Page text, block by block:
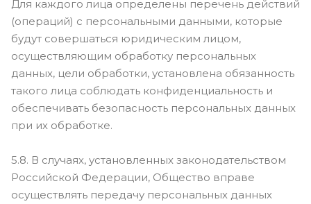
Для каждого лица определены перечень действий
(операций) с персональными данными, которые
будут совершаться юридическим лицом,
осуществляющим обработку персональных
данных, цели обработки, установлена обязанность
такого лица соблюдать конфиденциальность и
обеспечивать безопасность персональных данных
при их обработке.
5.8. В случаях, установленных законодательством
Российской Федерации, Общество вправе
осуществлять передачу персональных данных